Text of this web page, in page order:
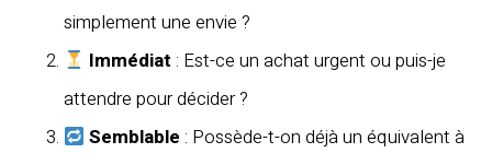
simplement une envie ?
Immédiat : Est-ce un achat urgent ou puis-je
attendre pour décider ?
Semblable : Possède-t-on déjà un équivalent à